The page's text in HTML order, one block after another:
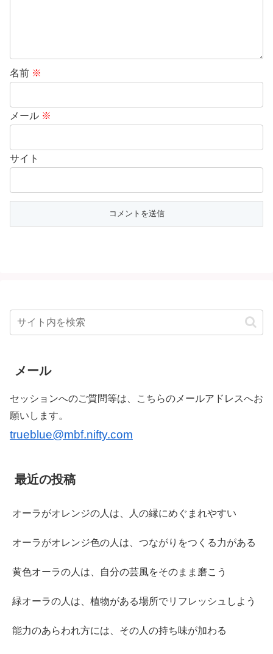
名前 ※
メール ※
サイト
メール
セッションへのご質問等は、こちらのメールアドレスへお
願いします。
trueblue@mbf.nifty.com
最近の投稿
オーラがオレンジの人は、人の縁にめぐまれやすい
オーラがオレンジ色の人は、つながりをつくる力がある
黄色オーラの人は、自分の芸風をそのまま磨こう
緑オーラの人は、植物がある場所でリフレッシュしよう
能力のあらわれ方には、その人の持ち味が加わる